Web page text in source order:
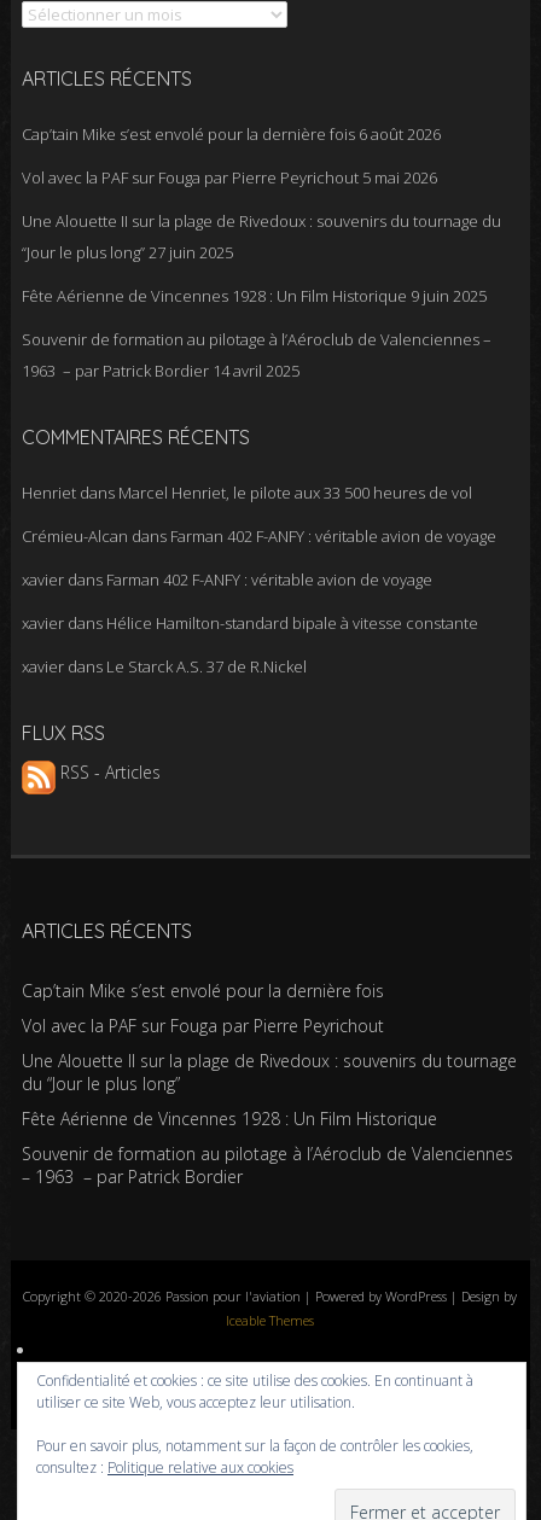
ARTICLES RÉCENTS
Cap’tain Mike s’est envolé pour la dernière fois 6 août 2026
Vol avec la PAF sur Fouga par Pierre Peyrichout 5 mai 2026
Une Alouette II sur la plage de Rivedoux : souvenirs du tournage du
“Jour le plus long”27 juin 2025
Fête Aérienne de Vincennes 1928 : Un Film Historique 9 juin 2025
Souvenir de formation au pilotage à l’Aéroclub de Valenciennes –
1963 – par Patrick Bordier 14 avril 2025
COMMENTAIRES RÉCENTS
Henrietdans Marcel Henriet, le pilote aux 33 500 heures de vol
Crémieu-Alcan dans Farman 402 F-ANFY : véritable avion de voyage
xavierdans Farman 402 F-ANFY : véritable avion de voyage
xavierdans Hélice Hamilton-standard bipale à vitesse constante
xavierdans Le Starck A.S. 37 de R.Nickel
FLUX RSS
RSS - Articles
ARTICLES RÉCENTS
Cap’tain Mike s’est envolé pour la dernière fois
Vol avec la PAF sur Fouga par Pierre Peyrichout
Une Alouette II sur la plage de Rivedoux : souvenirs du tournage
du “Jour le plus long”
Fête Aérienne de Vincennes 1928 : Un Film Historique
Souvenir de formation au pilotage à l’Aéroclub de Valenciennes
– 1963 – par Patrick Bordier
Copyright © 2020-2026 Passion pour l'aviation | Powered by WordPress | Design by
Iceable Themes
Accueil Blog Albums photos Histoires de l’aviation
Contrôle aérien
Livres
Liens A propos Contact Politique de confidentialité
Confidentialité et cookies : ce site utilise des cookies. En continuant à
utiliser ce site Web, vous acceptez leur utilisation.
Pour en savoir plus, notamment sur la façon de contrôler les cookies,
consultez : Politique relative aux cookies